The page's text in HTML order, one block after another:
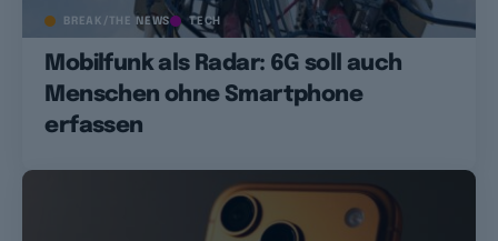
BREAK/THE NEWS TECH
Mobilfunk als Radar: 6G soll auch
Menschen ohne Smartphone
erfassen